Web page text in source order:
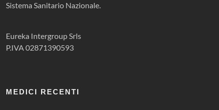
Sistema Sanitario Nazionale.
Eureka Intergroup Srls
P.IVA 02871390593
MEDICI RECENTI